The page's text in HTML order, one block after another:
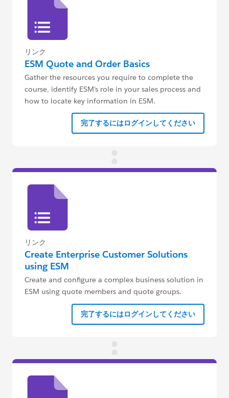
リンク
ESM Quote and Order Basics
Gather the resources you require to complete the
course, identify ESM's role in your sales process and
how to locate key information in ESM.
完了するにはログインしてください
リンク
Create Enterprise Customer Solutions
using ESM
Create and configure a complex business solution in
ESM using quote members and quote groups.
完了するにはログインしてください